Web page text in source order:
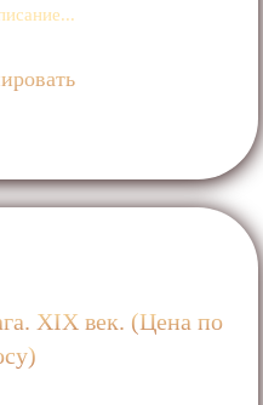
ХIХ век. (Цена по